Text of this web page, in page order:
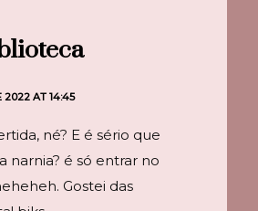
2022 AT 14:45
né? E é sério que
narnia? é só entrar no
Gostei das